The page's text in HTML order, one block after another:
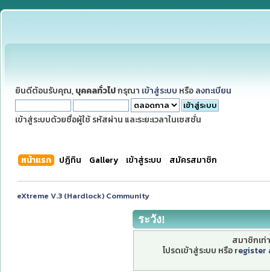
ยินดีต้อนรับคุณ, บุคคลทั่วไปกรุณา เข้าสู่ระบบ หรือ ลงทะเบียน
เข้าสู่ระบบด้วยชื่อผู้ใช้ รหัสผ่าน และระยะเวลาในเซสชั่น
หน้าแรก ปฏิทิน Gallery เข้าสู่ระบบ สมัครสมาชิก
eXtreme V.3 (Hardlock) Community
ระวัง!
สมาชิกเท่
โปรดเข้าสู่ระบบ หรือ register